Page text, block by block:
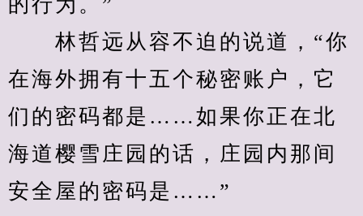
林哲远从容不迫的说道，“你
在海外拥有十五个秘密账户，它
们的密码都是……如果你正在北
海道樱雪庄园的话，庄园内那间
安全屋的密码是……”